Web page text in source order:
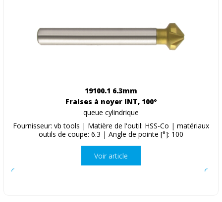
19100.1 6.3mm
Fraises à noyer INT, 100°
queue cylindrique
Fournisseur: vb tools | Matière de l'outil: HSS-Co | matériaux
outils de coupe: 6.3 | Angle de pointe [°]: 100
Voir article